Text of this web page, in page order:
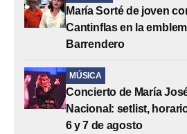
María Sorté de joven
Cantinflas en la
Barrendero
MÚSICA
Concierto de María
Nacional: setlist,
6 y 7 de agosto